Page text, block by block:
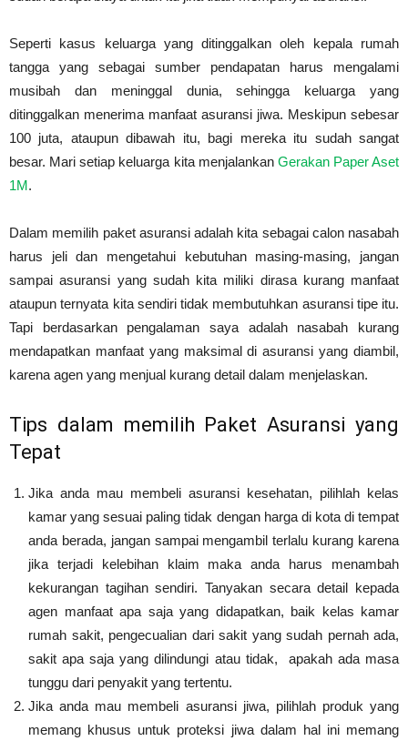
Seperti kasus keluarga yang ditinggalkan oleh kepala rumah
tangga yang sebagai sumber pendapatan harus mengalami
musibah dan meninggal dunia, sehingga keluarga yang
ditinggalkan menerima manfaat asuransi jiwa. Meskipun sebesar
100 juta, ataupun dibawah itu, bagi mereka itu sudah sangat
besar. Mari setiap keluarga kita menjalankan Gerakan Paper Aset
1M.
Dalam memilih paket asuransi adalah kita sebagai calon nasabah
harus jeli dan mengetahui kebutuhan masing-masing, jangan
sampai asuransi yang sudah kita miliki dirasa kurang manfaat
ataupun ternyata kita sendiri tidak membutuhkan asuransi tipe itu.
Tapi berdasarkan pengalaman saya adalah nasabah kurang
mendapatkan manfaat yang maksimal di asuransi yang diambil,
karena agen yang menjual kurang detail dalam menjelaskan.
Tips dalam memilih Paket Asuransi yang
Tepat
Jika anda mau membeli asuransi kesehatan, pilihlah kelas
kamar yang sesuai paling tidak dengan harga di kota di tempat
anda berada, jangan sampai mengambil terlalu kurang karena
jika terjadi kelebihan klaim maka anda harus menambah
kekurangan tagihan sendiri. Tanyakan secara detail kepada
agen manfaat apa saja yang didapatkan, baik kelas kamar
rumah sakit, pengecualian dari sakit yang sudah pernah ada,
sakit apa saja yang dilindungi atau tidak, apakah ada masa
tunggu dari penyakit yang tertentu.
Jika anda mau membeli asuransi jiwa, pilihlah produk yang
memang khusus untuk proteksi jiwa dalam hal ini memang